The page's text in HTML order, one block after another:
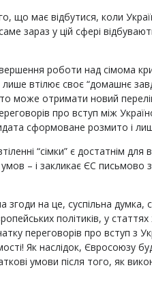
що має відбутися, коли
зараз у цій сфері
роботи над сімома
втілює своє “домашнє
може отримати новий
про вступ між
сформоване розмито і
“сімки” є достатнім для
– і закликає ЄС письмово
згоди на це, суспільна думка,
політиків, у
переговорів про вступ з
Як наслідок, Євросоюзу
умови після того, як